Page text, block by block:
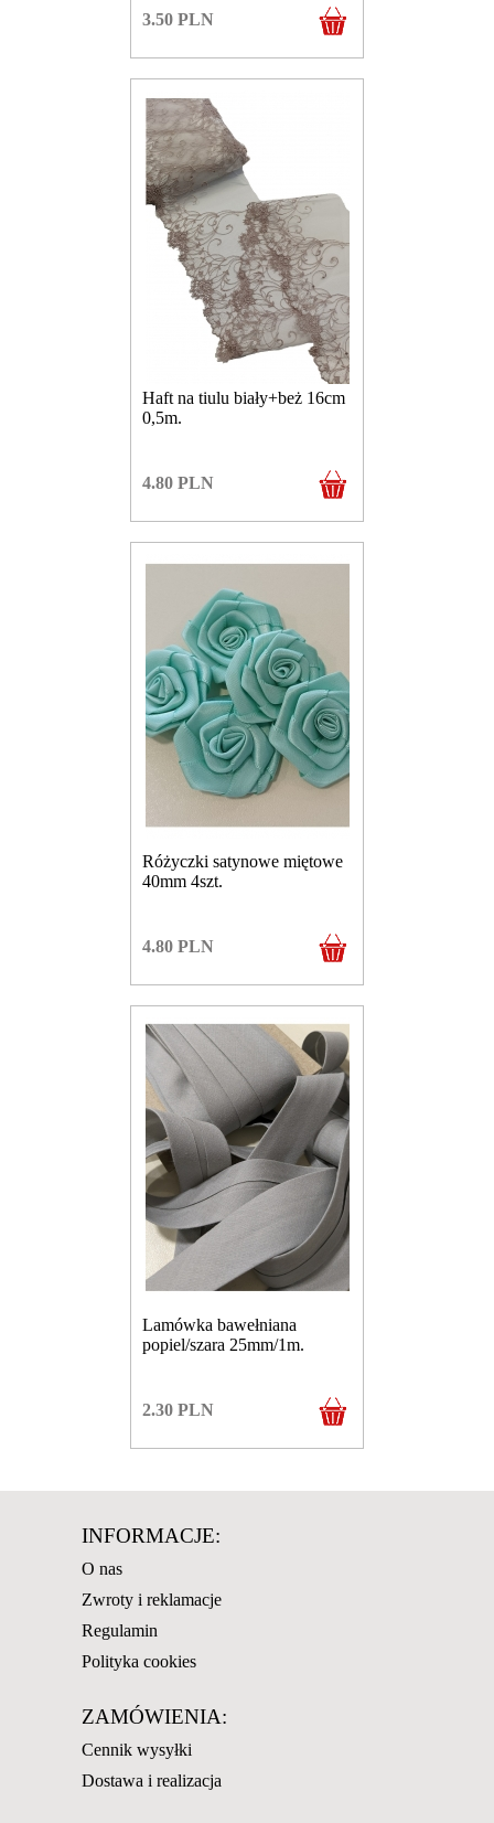
3.50 PLN
Haft na tiulu biały+beż 16cm
0,5m.
4.80 PLN
Różyczki satynowe miętowe
40mm 4szt.
4.80 PLN
Lamówka bawełniana
popiel/szara 25mm/1m.
2.30 PLN
INFORMACJE:
O nas
Zwroty i reklamacje
Regulamin
Polityka cookies
ZAMÓWIENIA:
Cennik wysyłki
Dostawa i realizacja